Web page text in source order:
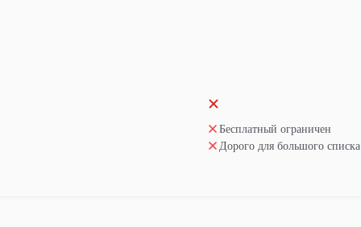
Бесплатный ограничен
Дорого для большого списка